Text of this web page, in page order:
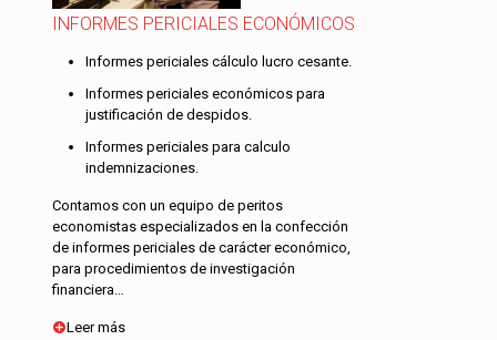
INFORMES PERICIALES ECONÓMICOS
Informes periciales cálculo lucro cesante.
Informes periciales económicos para
justificación de despidos.
Informes periciales para calculo
indemnizaciones.
Contamos con un equipo de peritos
economistas especializados en la confección
de informes periciales de carácter económico,
para procedimientos de investigación
financiera…
Leer más